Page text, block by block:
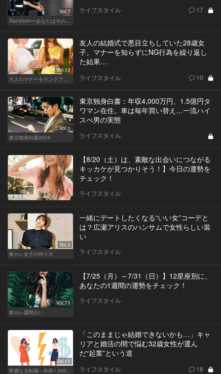
Vol.7
Transform〜あなたは今の自分に満足してますか？〜
ライフスタイル 17
Vol.13
大人のマナーをランクアップせよ
友人の結婚式で悪目立ちしていた28歳女
子。マナーを知らずにNG行為を繰り返し
た結果…
ライフスタイル 10
Vol.1
東京独身白書2024
東京独身白書：年収4,000万円、1.5億円タ
ワマン在住。車は毎年買い替え…一流ハイ
スぺ男の実態
ライフスタイル
【8/20（土）は、素敵な出会いにつながる
キッカケが見つかりそう！】今日の運勢を
チェック！
ライフスタイル
Vol.3
東カレ女子の作り方
一緒にデートしたくなる“いい女”コーデと
は？広瀬アリスのハンサムで女性らしい装
い
ライフスタイル
Vol.71
東カレ週間占い
【7/25（月）～7/31（日）】12星座別に、
あなたの1週間の運勢をチェック！
ライフスタイル
Vol.11
「このままじゃ結婚できないかも…」キャ
リアと婚活の間で悩む32歳女性が選ん
だ“起業”という道
ライフスタイル 18